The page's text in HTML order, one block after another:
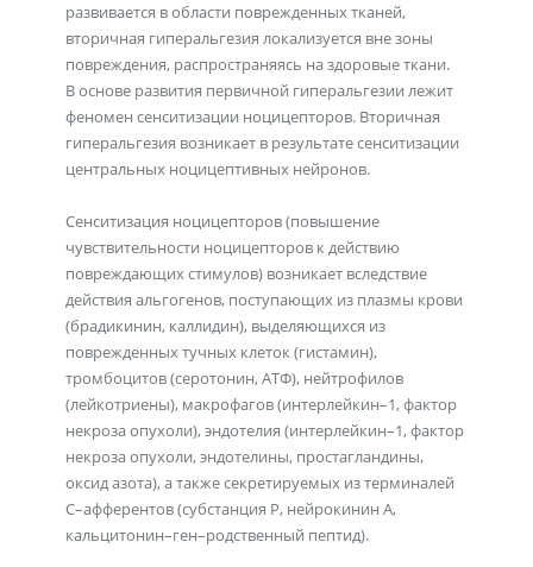
развивается в области поврежденных тканей,
вторичная гиперальгезия локализуется вне зоны
повреждения, распространяясь на здоровые ткани.
В основе развития первичной гиперальгезии лежит
феномен сенситизации ноцицепторов. Вторичная
гиперальгезия возникает в результате сенситизации
центральных ноцицептивных нейронов.
Сенситизация ноцицепторов (повышение
чувствительности ноцицепторов к действию
повреждающих стимулов) возникает вследствие
действия альгогенов, поступающих из плазмы крови
(брадикинин, каллидин), выделяющихся из
поврежденных тучных клеток (гистамин),
тромбоцитов (серотонин, АТФ), нейтрофилов
(лейкотриены), макрофагов (интерлейкин–1, фактор
некроза опухоли), эндотелия (интерлейкин–1, фактор
некроза опухоли, эндотелины, простагландины,
оксид азота), а также секретируемых из терминалей
С–афферентов (субстанция P, нейрокинин А,
кальцитонин–ген–родственный пептид).